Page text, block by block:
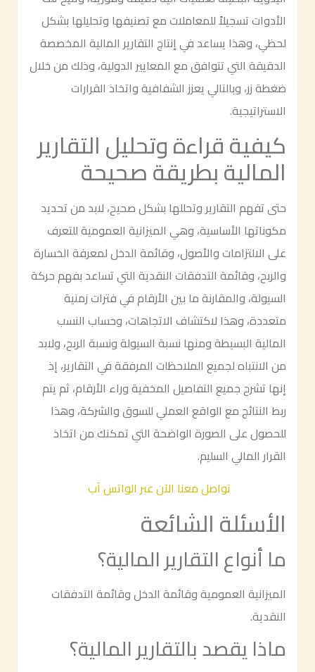
الأدوات تسجيلاً للمعاملات مع تصنيفها وتحليلها بشكل
لحظي، وهذا يساعد في إنتاج التقارير المالية المخصصة
الدقيقة التي تتوافق مع المعايير الدولية، وذلك من خلال
ضغطة زر، وبالتالي يعزز الشفافية واتخاذ القرارات
الاستراتيجية.
كيفية قراءة وتحليل التقارير
المالية بطريقة صحيحة
حتى تفهم التقارير وتحللها بشكل صحيح، لابد من تحديد
مكوناتها الأساسية، وهي الميزانية العمومية للتعرف
على الالتزامات والأصول، وقائمة الدخل لمعرفة الخسارة
والربح، وقائمة التدفقات النقدية التي تساعد بفهم حركة
السيولة، والمقارنة ما بين الأرقام في فترات زمنية
متعددة، وهذا لاكتشاف الاتجاهات، وحساب النسب
المالية البسيطة ومنها نسبة السيولة ونسبة الربح، ولابد
من الانتباه لجميع الملاحظات المرفقة في التقارير، إذ
إنها تشرح جميع التفاصيل المخفية وراء الأرقام، ثم يتم
ربط النتائج مع الواقع العملي للسوق والشركة، وهذا
للحصول على الصورة الواضحة التي تمكنك من اتخاذ
القرار المالي السليم.
تواصل معنا الآن عبر الواتس آب
الأسئلة الشائعة
ما أنواع التقارير المالية؟
الميزانية العمومية وقائمة الدخل وقائمة التدفقات
النقدية.
ماذا يقصد بالتقارير المالية؟